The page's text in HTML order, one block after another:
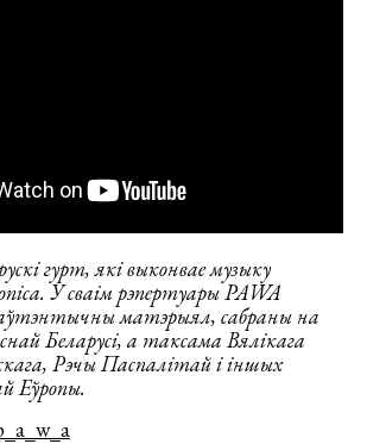
гурт, які выконвае музыку
У сваім рэпертуары PAWA
матэрыял, сабраны на
Беларусі, а таксама Вялікага
Рэчы Паспалітай і іншых
Еўропы.